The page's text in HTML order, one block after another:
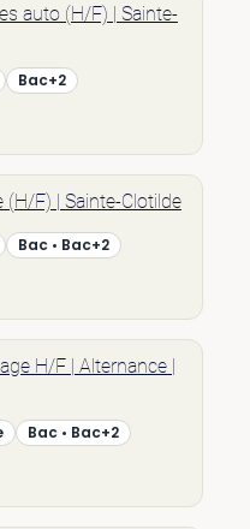
auto (H/F) | Sainte-
Bac+2
F) | Sainte-Clotilde
Bac • Bac+2
H/F | Alternance |
Bac • Bac+2